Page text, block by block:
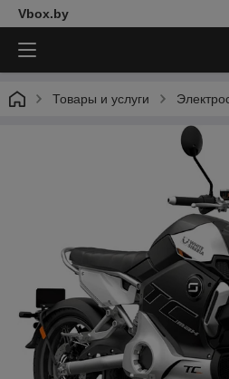
Vbox.by
Товары и услуги